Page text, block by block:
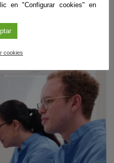
en "Configurar cookies" en
cookies